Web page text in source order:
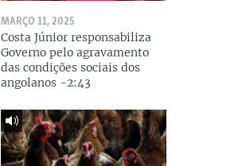
MARÇO 11, 2025
Costa Júnior responsabiliza
Governo pelo agravamento
das condições sociais dos
angolanos -2:43